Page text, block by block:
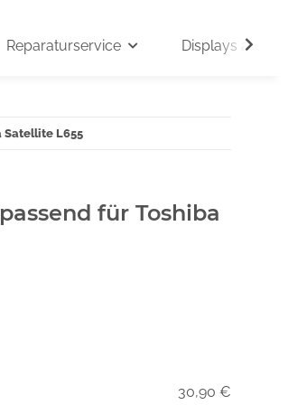
Reparaturservice Displays auf
Satellite L655
für Toshiba
30,90 €